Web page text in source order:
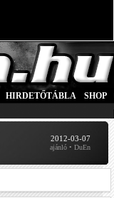
HIRDETŐTÁBLA SHOP
2012-03-07
ajánló • DuEn